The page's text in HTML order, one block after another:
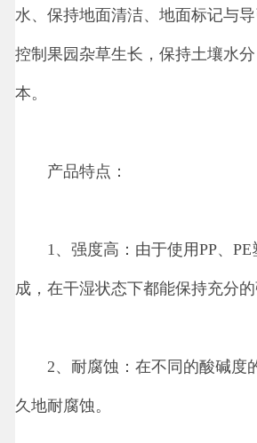
水、保持地面清洁、地面标记与
控制果园杂草生长，保持土壤水
本。
产品特点：
1、强度高：由于使用PP、PE
成，在干湿状态下都能保持充分的
2、耐腐蚀：在不同的酸碱度
久地耐腐蚀。